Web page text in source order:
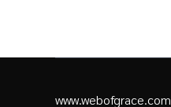
www.webofgrace.com